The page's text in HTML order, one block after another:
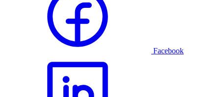
Facebook